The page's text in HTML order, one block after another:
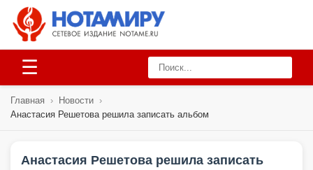
☰
Главная › Новости ›
Анастасия Решетова решила записать альбом
Анастасия Решетова решила записать